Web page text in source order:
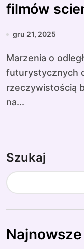
filmów
gru 21, 2025
Marzenia o odległych galaktykach i
futurystycznych
rzeczywistością
na...
Szukaj